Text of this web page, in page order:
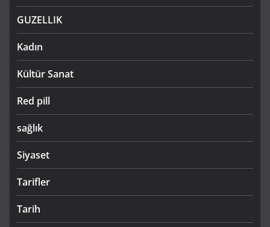
GUZELLIK
Kadın
Kültür Sanat
Red pill
sağlık
Siyaset
Tarifler
Tarih